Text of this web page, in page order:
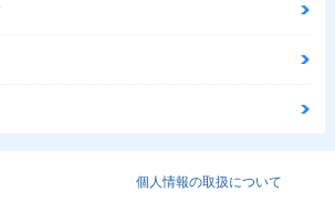
個人情報の取扱について